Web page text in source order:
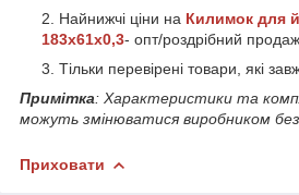
Найнижчі ціни на Килимок для
183x61x0,3- опт/роздрібний продаж.
Тільки перевірені товари, які
Примітка: Характеристики та
можуть змінюватися виробником без
Приховати